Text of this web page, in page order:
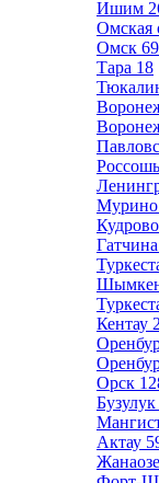
Ишим
Омская
Омск
Тара 18
Россошь
Мурино
Кудрово
Гатчина
Кентау
Орск
Бузулук
Актау